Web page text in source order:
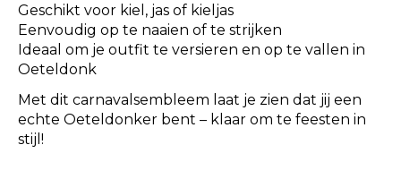
Geschikt voor kiel, jas of kieljas
Eenvoudig op te naaien of te strijken
Ideaal om je outfit te versieren en op te vallen in
Oeteldonk
Met dit carnavalsembleem laat je zien dat jij een
echte Oeteldonker bent – klaar om te feesten in
stijl!